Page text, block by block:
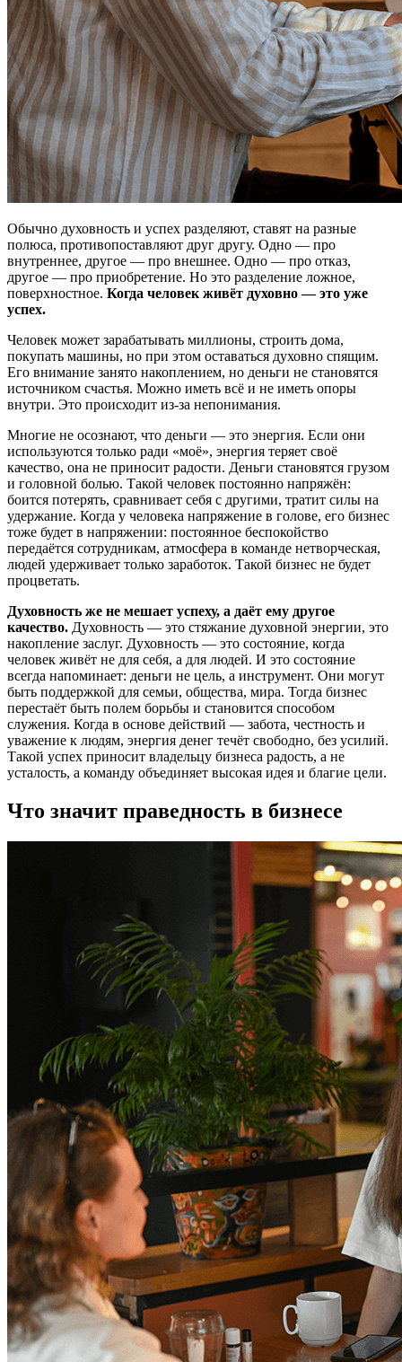
Обычно духовность и успех разделяют, ставят на разные
полюса, противопоставляют друг другу. Одно — про
внутреннее, другое — про внешнее. Одно — про отказ,
другое — про приобретение. Но это разделение ложное,
поверхностное. Когда человек живёт духовно — это уже
успех.
Человек может зарабатывать миллионы, строить дома,
покупать машины, но при этом оставаться духовно спящим.
Его внимание занято накоплением, но деньги не становятся
источником счастья. Можно иметь всё и не иметь опоры
внутри. Это происходит из-за непонимания.
Многие не осознают, что деньги — это энергия. Если они
используются только ради «моё», энергия теряет своё
качество, она не приносит радости. Деньги становятся грузом
и головной болью. Такой человек постоянно напряжён:
боится потерять, сравнивает себя с другими, тратит силы на
удержание. Когда у человека напряжение в голове, его бизнес
тоже будет в напряжении: постоянное беспокойство
передаётся сотрудникам, атмосфера в команде нетворческая,
людей удерживает только заработок. Такой бизнес не будет
процветать.
Духовность же не мешает успеху, а даёт ему другое
качество. Духовность — это стяжание духовной энергии, это
накопление заслуг. Духовность — это состояние, когда
человек живёт не для себя, а для людей. И это состояние
всегда напоминает: деньги не цель, а инструмент. Они могут
быть поддержкой для семьи, общества, мира. Тогда бизнес
перестаёт быть полем борьбы и становится способом
служения. Когда в основе действий — забота, честность и
уважение к людям, энергия денег течёт свободно, без усилий.
Такой успех приносит владельцу бизнеса радость, а не
усталость, а команду объединяет высокая идея и благие цели.
Что значит праведность в бизнесе